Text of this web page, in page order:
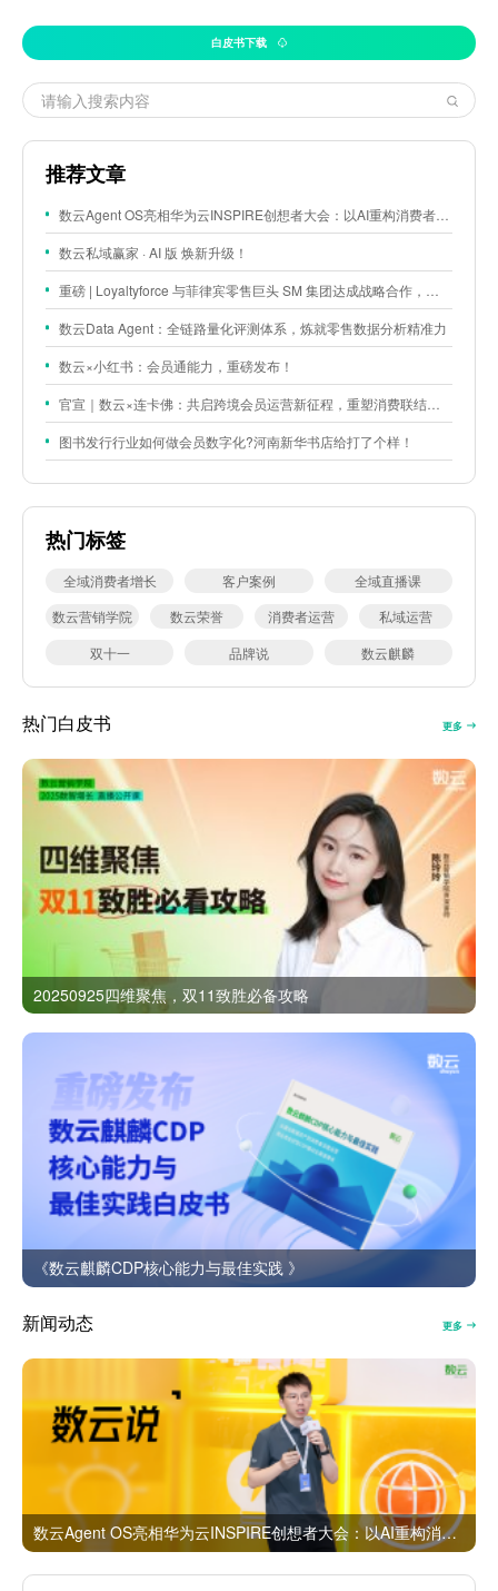
白皮书下载
推荐文章
数云Agent OS亮相华为云INSPIRE创想者大会：以AI重构消费者运营与零售营销新范式
数云私域赢家 · AI 版 焕新升级！
重磅 | Loyaltyforce 与菲律宾零售巨头 SM 集团达成战略合作，携手开启 SMAC 会员数智化运营新征程
数云Data Agent：全链路量化评测体系，炼就零售数据分析精准力
数云×小红书：会员通能力，重磅发布！
官宣｜数云×连卡佛：共启跨境会员运营新征程，重塑消费联结新体验
图书发行行业如何做会员数字化?河南新华书店给打了个样！
热门标签
全域消费者增长 客户案例
全域直播课
数云营销学院
数云荣誉 消费者运营
私域运营
双十一
品牌说 数云麒麟
热门白皮书 更多
20250925四维聚焦，双11致胜必备攻略
《数云麒麟CDP核心能力与最佳实践 》
新闻动态 更多
数云Agent OS亮相华为云INSPIRE创想者大会：以AI重构消费者运营与零售营销新范式